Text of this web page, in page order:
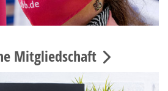
Mitgliedschaft